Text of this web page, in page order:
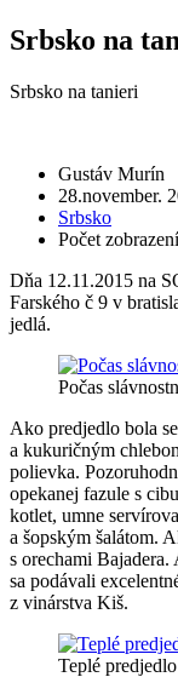
Srbsko na
Srbsko na tanieri
Gustáv Murín
28.november.
Srbsko
Počet
Dňa 12.11.2015 na
Farského č 9 v
jedlá.
Počas
Ako predjedlo bola
a kukuričným
polievka.
opekanej fazule s
kotlet, umne
a šopským šalátom.
s orechami
sa podávali
z vinárstva Kiš.
Teplé predjedlo